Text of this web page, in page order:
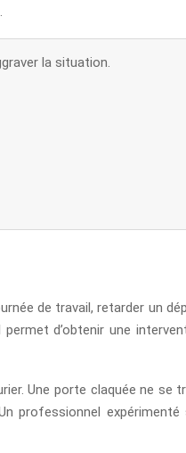
la situation.
de travail, retarder un
d’obtenir une
Une porte claquée ne se
professionnel